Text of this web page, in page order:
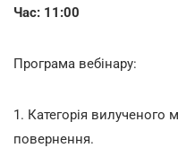
Час: 11:00
Програма вебінару:
1. Категорія вилученого
повернення.